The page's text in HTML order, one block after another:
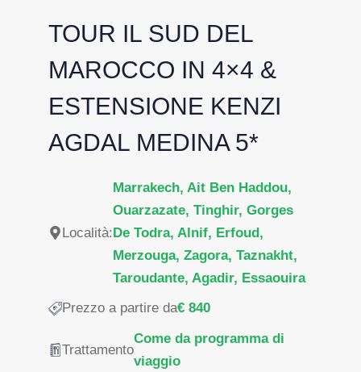
TOUR IL SUD DEL
MAROCCO IN 4×4 &
ESTENSIONE KENZI
AGDAL MEDINA 5*
Località:
Marrakech, Ait Ben Haddou,
Ouarzazate, Tinghir, Gorges
De Todra, Alnif, Erfoud,
Merzouga, Zagora, Taznakht,
Taroudante, Agadir, Essaouira
Prezzo a partire da€ 840
Trattamento
Come da programma di
viaggio